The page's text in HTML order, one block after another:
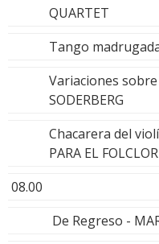
QUARTET
Tango
Variaciones
SODERBERG
Chacarera del
PARA EL
08.00
De Regreso -